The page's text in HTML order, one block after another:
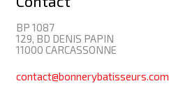
BP 1087
129, BD DENIS PAPIN
11000 CARCASSONNE
contact@bonnerybatisseurs.com